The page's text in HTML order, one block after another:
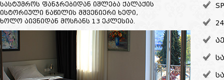
სასტუმროს ფანჯრებიდან იშლება ქალაქის
ისტორიული ნაწილის მშვენიერი ხედი,
ხოლო აივნიდან მოსჩანს 13 ეკლესია.